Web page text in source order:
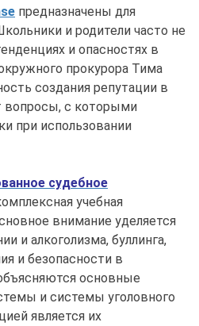
предназначены для
и родители часто не
и опасностях в
прокурора Тима
создания репутации в
вопросы, с которыми
при использовании
судебное
учебная
внимание уделяется
и алкоголизма, буллинга,
и безопасности в
основные
и системы уголовного
является их